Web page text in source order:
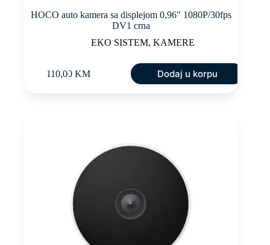
HOCO auto kamera sa displejom 0,96″ 1080P/30fps
DV1 crna
EKO SISTEM,KAMERE
110,00KM Dodaj u korpu